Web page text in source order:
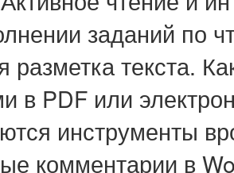
заданий по
разметка текста.
в PDF или
инструменты
комментарии в